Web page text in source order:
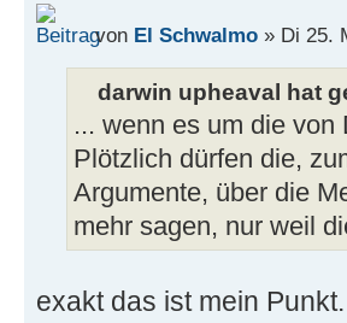
von El Schwalmo » Di 25.
darwin upheaval hat
... wenn es um die
Plötzlich dürfen die,
Argumente, über die
mehr sagen, nur weil
exakt das ist mein